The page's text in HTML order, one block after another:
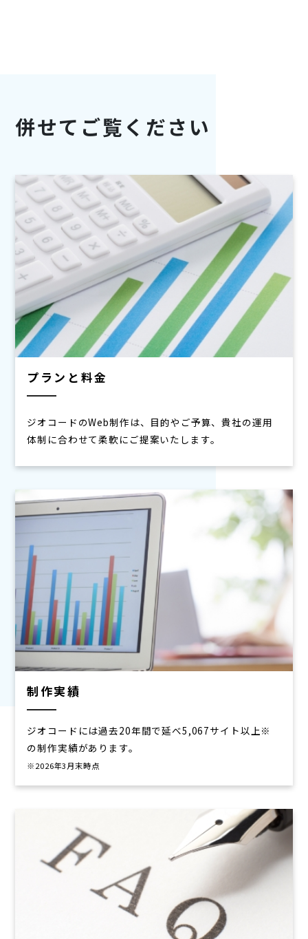
併せてご覧ください
プランと料金
ジオコードのWeb制作は、目的やご予算、貴社の運用
体制に合わせて柔軟にご提案いたします。
制作実績
ジオコードには過去20年間で延べ5,067サイト以上※
の制作実績があります。
※2026年3月末時点